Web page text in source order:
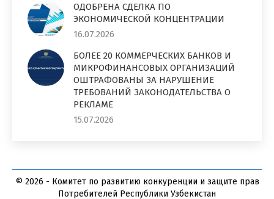
ОДОБРЕНА СДЕЛКА ПО
ЭКОНОМИЧЕСКОЙ КОНЦЕНТРАЦИИ
16.07.2026
БОЛЕЕ 20 КОММЕРЧЕСКИХ БАНКОВ И
МИКРОФИНАНСОВЫХ ОРГАНИЗАЦИЙ
ОШТРАФОВАНЫ ЗА НАРУШЕНИЕ
ТРЕБОВАНИЙ ЗАКОНОДАТЕЛЬСТВА О
РЕКЛАМЕ
15.07.2026
© 2026 - Комитет по развитию конкуренции и защите прав
Потребителей Республики Узбекистан